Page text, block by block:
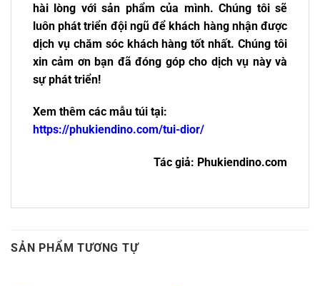
hài lòng với sản phẩm của mình. Chúng tôi sẽ
luôn phát triển đội ngũ để khách hàng nhận được
dịch vụ chăm sóc khách hàng tốt nhất. Chúng tôi
xin cảm ơn bạn đã đóng góp cho dịch vụ này và
sự phát triển!
Xem thêm các mẫu túi tại:
https://phukiendino.com/tui-dior/
Tác giả: Phukiendino.com
SẢN PHẨM TƯƠNG TỰ